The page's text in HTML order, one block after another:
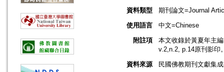
資料類型
期刊論文=Journal
使用語言
中文=Chinese
附註項
本文收錄於黃夏年主
v.2,n.2, p.14原刊影印
資料來源
民國佛教期刊文獻集